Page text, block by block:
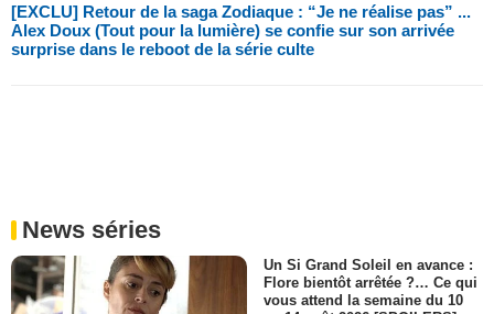
[EXCLU] Retour de la saga Zodiaque : “Je ne réalise pas” ...
Alex Doux (Tout pour la lumière) se confie sur son arrivée
surprise dans le reboot de la série culte
News séries
Un Si Grand Soleil en avance :
Flore bientôt arrêtée ?… Ce qui
vous attend la semaine du 10